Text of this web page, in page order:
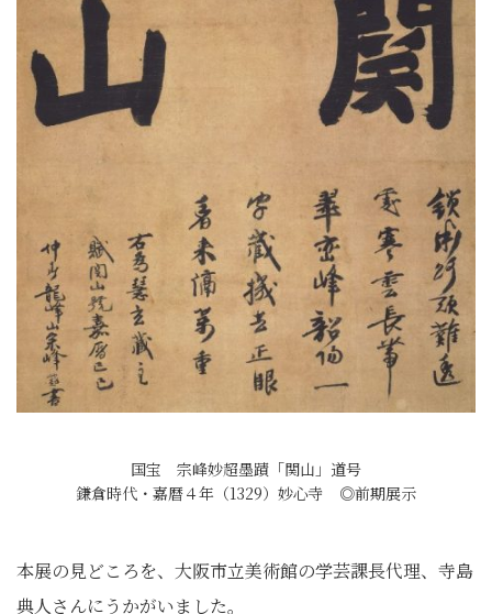
国宝 宗峰妙超墨蹟「関山」道号
鎌倉時代・嘉暦４年（1329）妙心寺 ◎前期展示
本展の見どころを、大阪市立美術館の学芸課長代理、寺島
典人さんにうかがいました。